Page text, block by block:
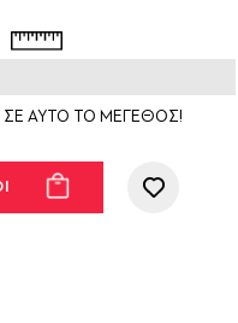
ΣΕ ΑΥΤΟ ΤΟ ΜΕΓΕΘΟΣ!